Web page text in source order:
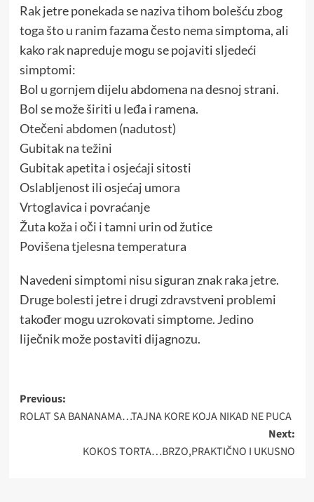
Rak jetre ponekada se naziva tihom bolešću zbog
toga što u ranim fazama često nema simptoma, ali
kako rak napreduje mogu se pojaviti sljedeći
simptomi:
Bol u gornjem dijelu abdomena na desnoj strani.
Bol se može širiti u leđa i ramena.
Otečeni abdomen (nadutost)
Gubitak na težini
Gubitak apetita i osjećaji sitosti
Oslabljenost ili osjećaj umora
Vrtoglavica i povraćanje
Žuta koža i oči i tamni urin od žutice
Povišena tjelesna temperatura
Navedeni simptomi nisu siguran znak raka jetre.
Druge bolesti jetre i drugi zdravstveni problemi
također mogu uzrokovati simptome. Jedino
liječnik može postaviti dijagnozu.
Post
navigation
Previous:
ROLAT SA BANANAMA…TAJNA KORE KOJA NIKAD NE PUCA
Next:
KOKOS TORTA…BRZO,PRAKTIČNO I UKUSNO